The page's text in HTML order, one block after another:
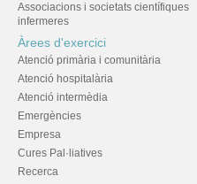
Associacions i societats científiques
infermeres
Àrees d'exercici
Atenció primària i comunitària
Atenció hospitalària
Atenció intermèdia
Emergències
Empresa
Cures Pal·liatives
Recerca